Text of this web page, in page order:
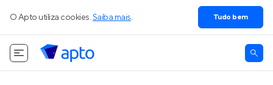
O Apto utiliza cookies. Saiba mais. Tudo bem